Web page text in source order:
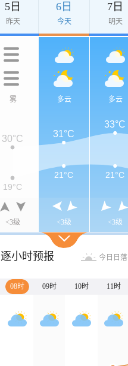
5日
昨天
6日
今天
7日
明天
雾
<3级
多云
<3级
多云
<3级
30°C 31°C
33°C
19°C
21°C
21°C
逐小时预报 今日日落
08时 09时 10时 11时